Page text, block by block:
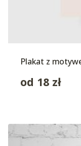
Plakat z
od 18 zł